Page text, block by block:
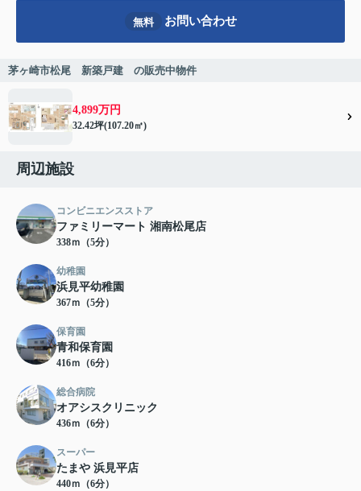
無料 お問い合わせ
茅ヶ崎市松尾 新築戸建 の販売中物件
4,899万円
32.42坪(107.20㎡)
周辺施設
コンビニエンスストア
ファミリーマート 湘南松尾店
338ｍ（5分）
幼稚園
浜見平幼稚園
367ｍ（5分）
保育園
青和保育園
416ｍ（6分）
総合病院
オアシスクリニック
436ｍ（6分）
スーパー
たまや 浜見平店
440ｍ（6分）